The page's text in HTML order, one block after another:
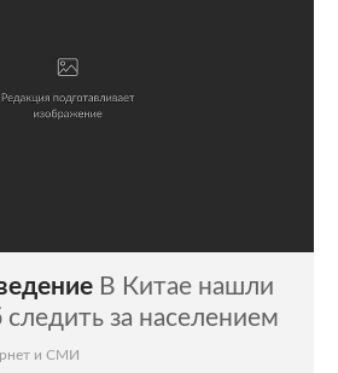
В Китае нашли
за населением
и СМИ